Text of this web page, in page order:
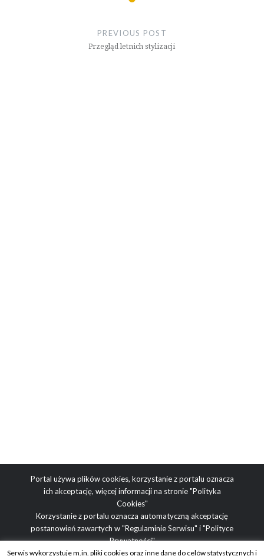
PREVIOUS POST
Przegląd letnich stylizacji
Portal używa plików cookies, korzystanie z portalu oznacza
ich akceptację, więcej informacji na stronie"Polityka
Cookies"
Korzystanie z portalu oznacza automatyczną akceptację
postanowień zawartych w"Regulaminie Serwisu" i"Polityce
Prywatności"
Serwis wykorzystuje m.in. pliki cookies oraz inne dane do celów statystycznych i